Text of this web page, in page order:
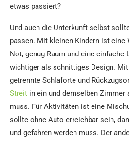
etwas passiert?
Und auch die Unterkunft selbst
passen. Mit kleinen Kindern ist eine
Not, genug Raum und eine einfache
wichtiger als schnittiges Design.
getrennte Schlaforte und
Streit in ein und demselben Zimmer
muss. Für Aktivitäten ist eine
sollte ohne Auto erreichbar sein,
und gefahren werden muss. Der